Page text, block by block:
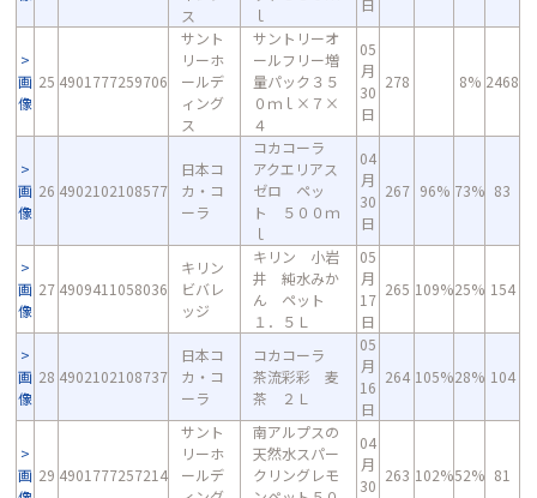
ス
ｌ
日
画
像
25 4901777259706
サント
リーホ
ールデ
ィング
ス
サントリーオ
ールフリー増
量パック３５
０ｍｌ×７×
４
05
月
30
日
278 8% 2468
画
像
26 4902102108577
日本コ
カ・コ
ーラ
コカコーラ
アクエリアス
ゼロ ペッ
ト ５００ｍ
ｌ
04
月
30
日
267 96% 73% 83
画
像
27 4909411058036
キリン
ビバレ
ッジ
キリン 小岩
井 純水みか
ん ペット
１．５Ｌ
05
月
17
日
265 109%25% 154
画
像
28 4902102108737
日本コ
カ・コ
ーラ
コカコーラ
茶流彩彩 麦
茶 ２Ｌ
05
月
16
日
264 105%28% 104
画 29 4901777257214
サント
リーホ
ールデ
南アルプスの
天然水スパー
クリングレモ
04
月
30
263 102%52% 81